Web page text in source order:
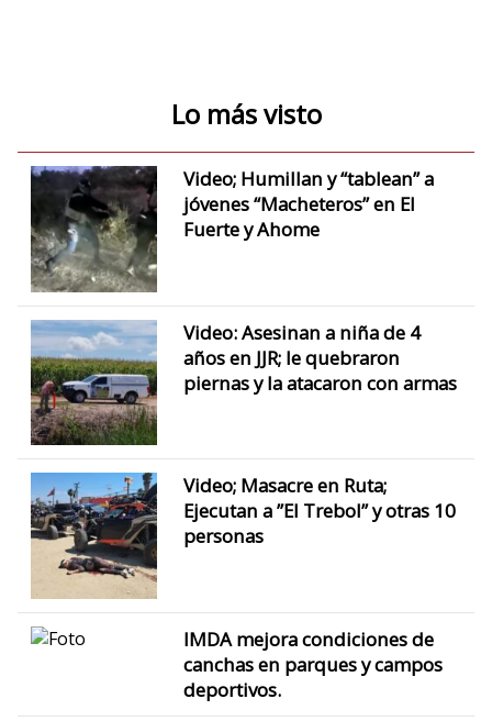
Lo más visto
Video; Humillan y “tablean” a
jóvenes “Macheteros” en El
Fuerte y Ahome
Video: Asesinan a niña de 4
años en JJR; le quebraron
piernas y la atacaron con armas
Video; Masacre en Ruta;
Ejecutan a ”El Trebol” y otras 10
personas
IMDA mejora condiciones de
canchas en parques y campos
deportivos.